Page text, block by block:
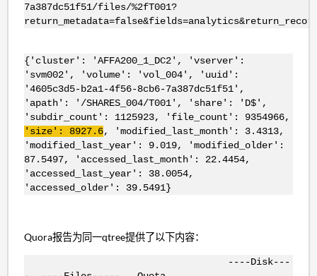
7a387dc51f51/files/%2fT001?
{'cluster': 'AFFA200_1_DC2', 'vserver':
'svm002', 'volume': 'vol_004', 'uuid':
'4605c3d5-b2a1-4f56-8cb6-7a387dc51f51',
'apath': '/SHARES_004/T001', 'share': 'D$',
'subdir_count': 1125923, 'file_count': 9354966,
'size': 8927.6, 'modified_last_month': 3.4313,
'modified_last_year': 9.019, 'modified_older':
87.5497, 'accessed_last_month': 22.4454,
'accessed_last_year': 38.0054,
'accessed_older': 39.5491}
Quora报告为同一qtree提供了以下内容：
----Disk---